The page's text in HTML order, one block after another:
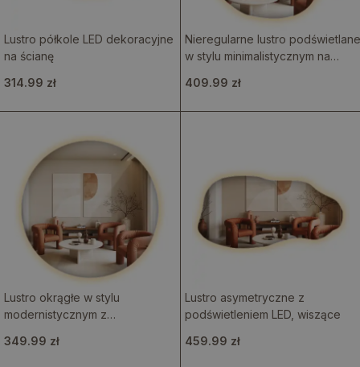
Lustro półkole LED dekoracyjne
na ścianę
314.99 zł
Nieregularne lustro podświetlane
w stylu minimalistycznym na
409.99 zł
Lustro okrągłe w stylu
modernistycznym z
349.99 zł
Lustro asymetryczne z
podświetleniem LED, wiszące
459.99 zł